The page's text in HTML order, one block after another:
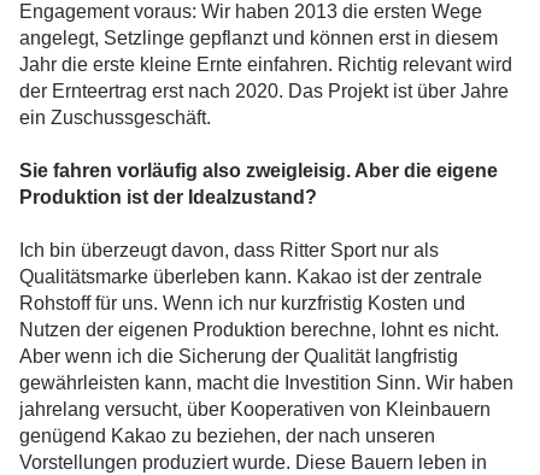
Engagement voraus: Wir haben 2013 die ersten Wege
angelegt, Setzlinge gepflanzt und können erst in diesem
Jahr die erste kleine Ernte einfahren. Richtig relevant wird
der Ernteertrag erst nach 2020. Das Projekt ist über Jahre
ein Zuschussgeschäft.
Sie fahren vorläufig also zweigleisig. Aber die eigene
Produktion ist der Idealzustand?
Ich bin überzeugt davon, dass Ritter Sport nur als
Qualitätsmarke überleben kann. Kakao ist der zentrale
Rohstoff für uns. Wenn ich nur kurzfristig Kosten und
Nutzen der eigenen Produktion berechne, lohnt es nicht.
Aber wenn ich die Sicherung der Qualität langfristig
gewährleisten kann, macht die Investition Sinn. Wir haben
jahrelang versucht, über Kooperativen von Kleinbauern
genügend Kakao zu beziehen, der nach unseren
Vorstellungen produziert wurde. Diese Bauern leben in